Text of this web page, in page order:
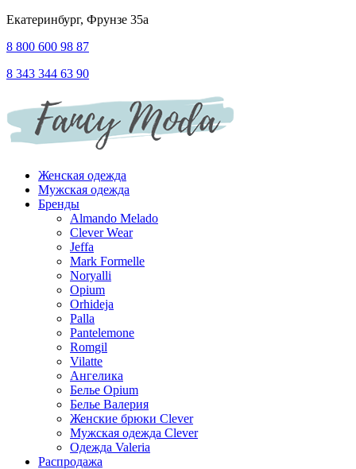
Екатеринбург, Фрунзе 35а
8 800 600 98 87
8 343 344 63 90
Женская одежда
Мужская одежда
Бренды
Almando Melado
Clever Wear
Jeffa
Mark Formelle
Noryalli
Opium
Orhideja
Palla
Pantelemone
Romgil
Vilatte
Ангелика
Белье Opium
Белье Валерия
Женские брюки Clever
Мужская одежда Clever
Одежда Valeria
Распродажа